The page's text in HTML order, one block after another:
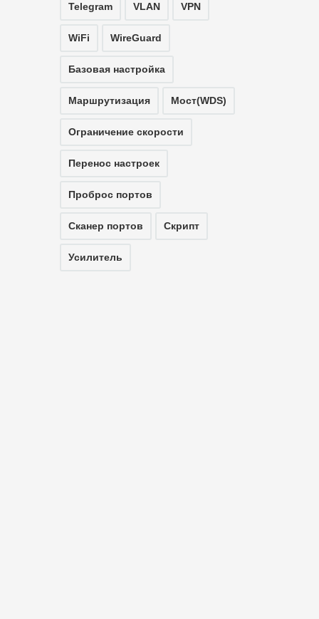
Telegram VLAN VPN
WiFi WireGuard
Базовая настройка
Маршрутизация Мост(WDS)
Ограничение скорости
Перенос настроек
Проброс портов
Сканер портов Скрипт
Усилитель